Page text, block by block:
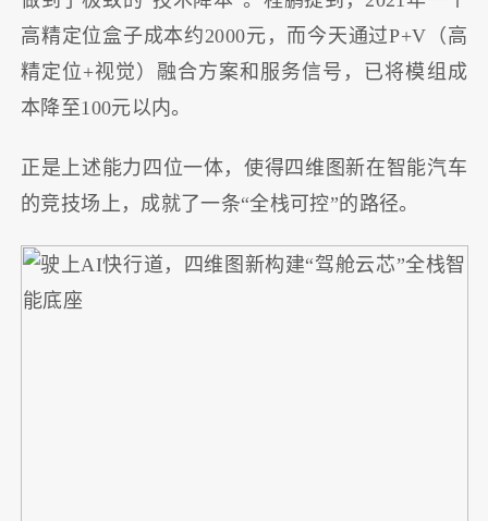
高精定位盒子成本约2000元，而今天通过P+V（高
精定位+视觉）融合方案和服务信号，已将模组成
本降至100元以内。
正是上述能力四位一体，使得四维图新在智能汽车
的竞技场上，成就了一条“全栈可控”的路径。